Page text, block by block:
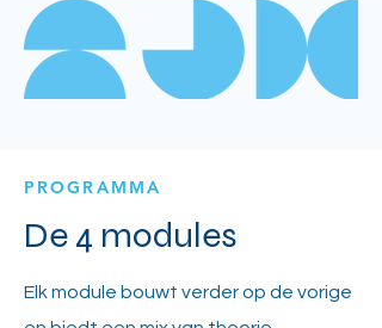
PROGRAMMA
De 4 modules
Elk module bouwt verder op de vorige